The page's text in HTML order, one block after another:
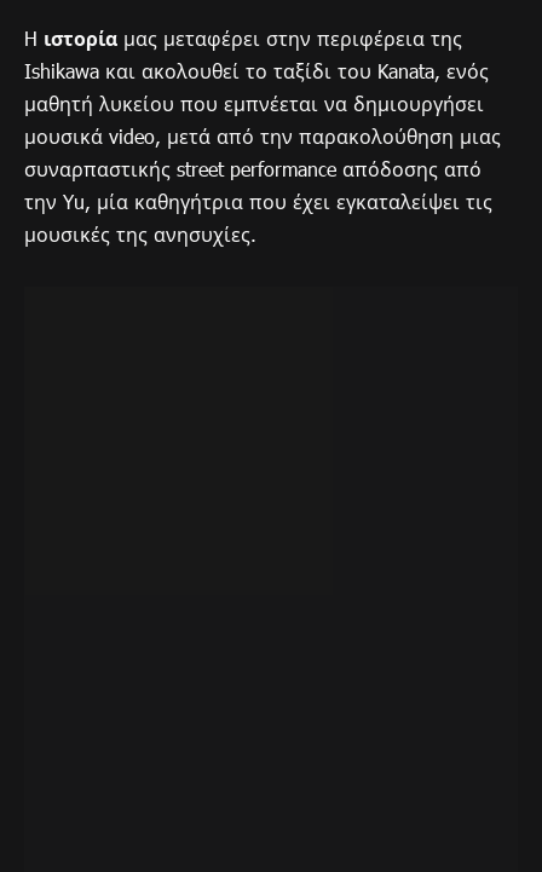
H ιστορία μας μεταφέρει στην περιφέρεια της
Ishikawa και ακολουθεί το ταξίδι του Kanata, ενός
μαθητή λυκείου που εμπνέεται να δημιουργήσει
μουσικά video, μετά από την παρακολούθηση μιας
συναρπαστικής street performance απόδοσης από
την Yu, μία καθηγήτρια που έχει εγκαταλείψει τις
μουσικές της ανησυχίες.